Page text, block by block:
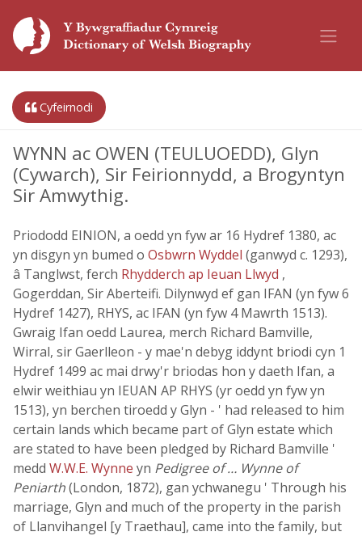
Cyfeirnodi
WYNN ac OWEN (TEULUOEDD), Glyn
(Cywarch), Sir Feirionnydd, a Brogyntyn
Sir Amwythig.
Priododd EINION, a oedd yn fyw ar 16 Hydref 1380, ac
yn disgyn yn bumed o Osbwrn Wyddel (ganwyd c. 1293),
â Tanglwst, ferch Rhydderch ap Ieuan Llwyd ,
Gogerddan, Sir Aberteifi. Dilynwyd ef gan IFAN (yn fyw 6
Hydref 1427), RHYS, ac IFAN (yn fyw 4 Mawrth 1513).
Gwraig Ifan oedd Laurea, merch Richard Bamville,
Wirral, sir Gaerlleon - y mae'n debyg iddynt briodi cyn 1
Hydref 1499 ac mai drwy'r briodas hon y daeth Ifan, a
elwir weithiau yn IEUAN AP RHYS (yr oedd yn fyw yn
1513), yn berchen tiroedd y Glyn - ' had released to him
certain lands which became part of Glyn estate which
are stated to have been pledged by Richard Bamville '
medd W.W.E. Wynne yn Pedigree of … Wynne of
Peniarth(London, 1872), gan ychwanegu ' Through his
marriage, Glyn and much of the property in the parish
of Llanvihangel [y Traethau], came into the family, but